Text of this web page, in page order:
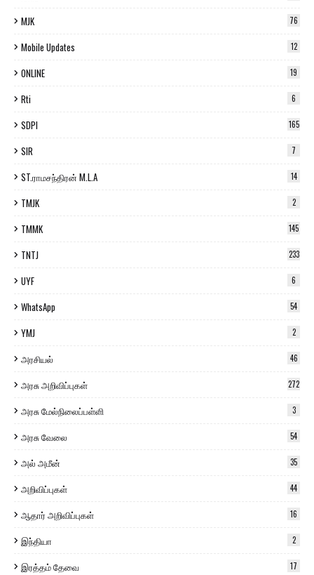
MJK 76
Mobile Updates 12
ONLINE 19
Rti 6
SDPI 165
SIR 7
ST.ராமசந்திரன் M.L.A 14
TMJK 2
TMMK 145
TNTJ 233
UYF 6
WhatsApp 54
YMJ 2
அரசியல் 46
அரசு அறிவிப்புகள் 272
அரசு மேல்நிலைப்பள்ளி 3
அரசு வேலை 54
அல் அமீன் 35
அறிவிப்புகள் 44
ஆதார் அறிவிப்புகள் 16
இந்தியா 2
இரத்தம் தேவை 17